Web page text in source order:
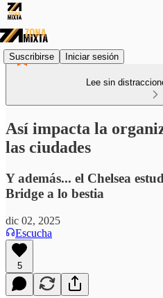
Suscribirse Iniciar sesión
Lee sin
Así impacta la
las ciudades
Y además... el Chelsea
Bridge a lo bestia
dic 02, 2025
Escucha
5